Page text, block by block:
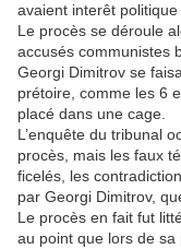
avaient interêt
Le procès se déroule
accusés communistes
Georgi Dimitrov se
prétoire, comme les 6
placé dans une cage.
L’enquête du tribunal
procès, mais les faux
ficelés, les
par Georgi Dimitrov,
Le procès en fait fut
au point que lors de